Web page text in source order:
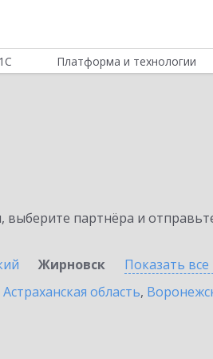
Платформа и технологии
партнёра и
Жирновск Показать
Астраханская область,